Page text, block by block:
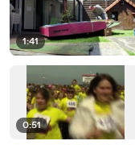
1:41
0:51